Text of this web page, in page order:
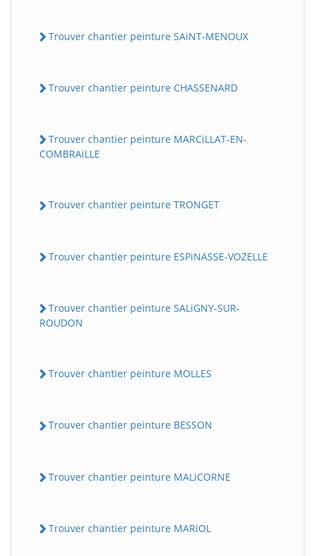
Trouver chantier peinture SAiNT-MENOUX
Trouver chantier peinture CHASSENARD
Trouver chantier peinture MARCiLLAT-EN-
COMBRAiLLE
Trouver chantier peinture TRONGET
Trouver chantier peinture ESPiNASSE-VOZELLE
Trouver chantier peinture SALiGNY-SUR-
ROUDON
Trouver chantier peinture MOLLES
Trouver chantier peinture BESSON
Trouver chantier peinture MALiCORNE
Trouver chantier peinture MARiOL